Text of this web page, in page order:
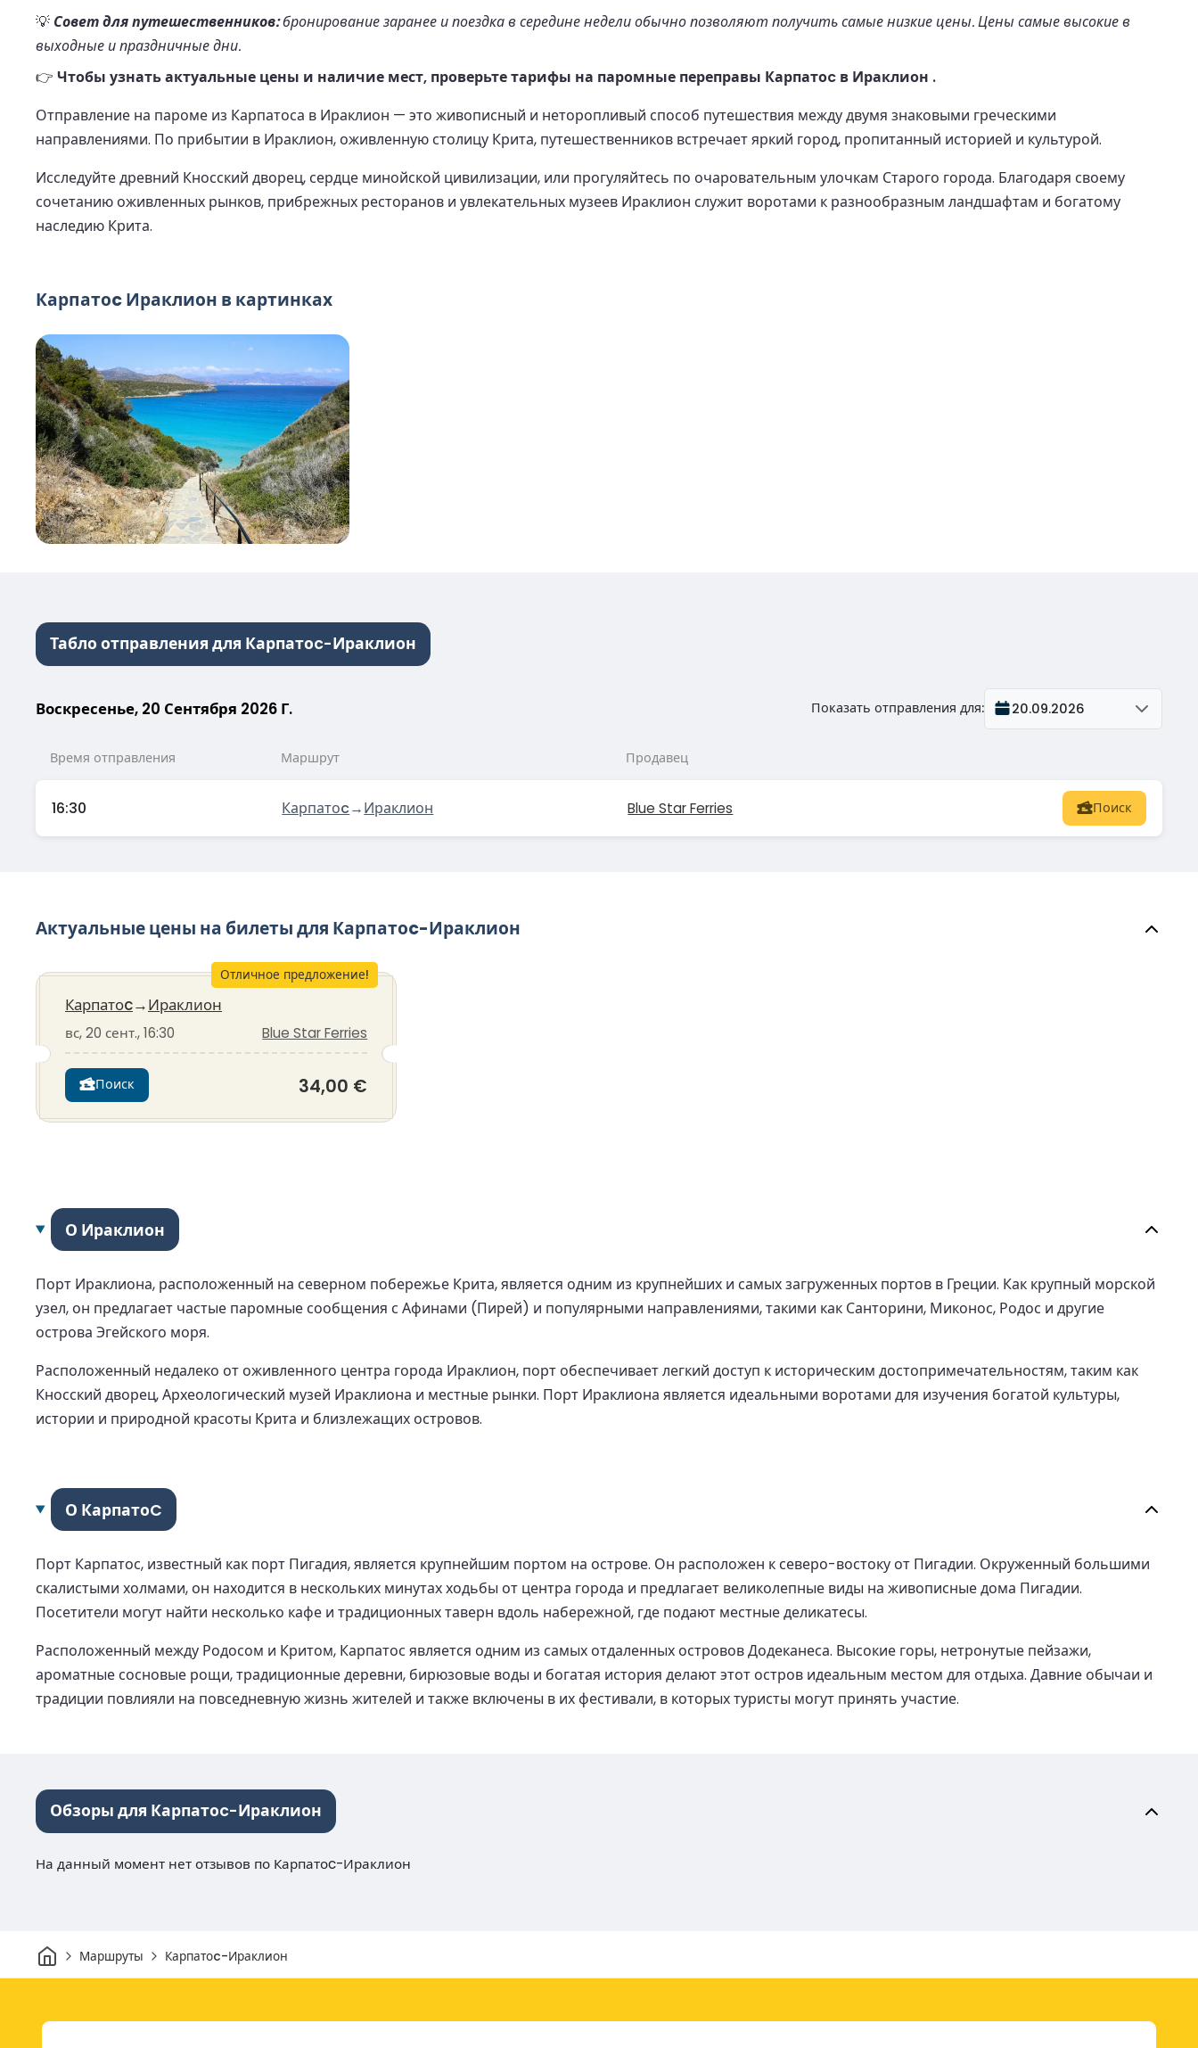
💡 Совет для путешественников:бронирование заранее и поездка в середине недели обычно позволяют получить самые низкие цены. Цены самые высокие в
выходные и праздничные дни.
👉 Чтобы узнать актуальные цены и наличие мест, проверьте тарифы на паромные переправы Карпатоc в Ираклион .
Отправление на пароме из Карпатоса в Ираклион — это живописный и неторопливый способ путешествия между двумя знаковыми греческими
направлениями. По прибытии в Ираклион, оживленную столицу Крита, путешественников встречает яркий город, пропитанный историей и культурой.
Исследуйте древний Кносский дворец, сердце минойской цивилизации, или прогуляйтесь по очаровательным улочкам Старого города. Благодаря своему
сочетанию оживленных рынков, прибрежных ресторанов и увлекательных музеев Ираклион служит воротами к разнообразным ландшафтам и богатому
наследию Крита.
Карпатоc Ираклион в картинках
Табло отправления для Карпатоc-Ираклион
Воскресенье, 20 Сентября 2026 Г. Показать отправления для: 20.09.2026
Время отправления Маршрут Продавец
16:30 Карпатоc→Ираклион Blue Star Ferries Поиск
Актуальные цены на билеты для Карпатоc-Ираклион
Отличное предложение!
Карпатоc→Ираклион
вс, 20 сент., 16:30 Blue Star Ferries
Поиск 34,00 €
О Ираклион
Порт Ираклиона, расположенный на северном побережье Крита, является одним из крупнейших и самых загруженных портов в Греции. Как крупный морской
узел, он предлагает частые паромные сообщения с Афинами (Пирей) и популярными направлениями, такими как Санторини, Миконос, Родос и другие
острова Эгейского моря.
Расположенный недалеко от оживленного центра города Ираклион, порт обеспечивает легкий доступ к историческим достопримечательностям, таким как
Кносский дворец, Археологический музей Ираклиона и местные рынки. Порт Ираклиона является идеальными воротами для изучения богатой культуры,
истории и природной красоты Крита и близлежащих островов.
О КарпатоC
Порт Карпатос, известный как порт Пигадия, является крупнейшим портом на острове. Он расположен к северо-востоку от Пигадии. Окруженный большими
скалистыми холмами, он находится в нескольких минутах ходьбы от центра города и предлагает великолепные виды на живописные дома Пигадии.
Посетители могут найти несколько кафе и традиционных таверн вдоль набережной, где подают местные деликатесы.
Расположенный между Родосом и Критом, Карпатос является одним из самых отдаленных островов Додеканеса. Высокие горы, нетронутые пейзажи,
ароматные сосновые рощи, традиционные деревни, бирюзовые воды и богатая история делают этот остров идеальным местом для отдыха. Давние обычаи и
традиции повлияли на повседневную жизнь жителей и также включены в их фестивали, в которых туристы могут принять участие.
Обзоры для Карпатоc-Ираклион
На данный момент нет отзывов по Карпатоc-Ираклион
ДомМаршруты Карпатоc-Ираклион